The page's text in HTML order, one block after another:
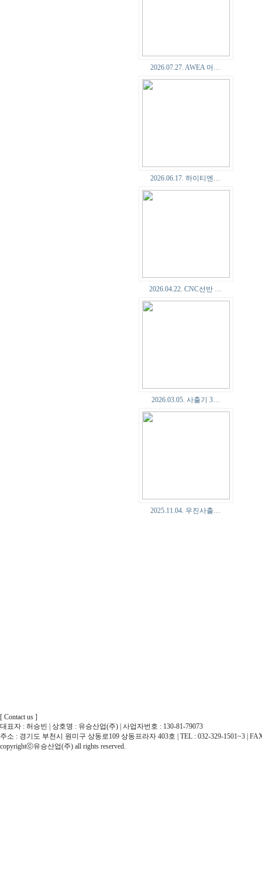
2026.07.27. AWEA 머…
2026.06.17. 하이티엔…
2026.04.22. CNC선반 …
2026.03.05. 사출기 3…
2025.11.04. 우진사출…
[ Contact us ]
대표자 : 허승빈 | 상호명 : 유승산업(주) | 사업자번호 : 130-81-79073
주소 : 경기도 부천시 원미구 상동로109 상동프라자 403호 | TEL : 032-329-1501~3 |
copyrightⓒ유승산업(주) all rights reserved.